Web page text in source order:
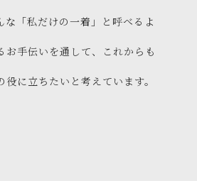
な「私だけの一着」と呼べるよ
お手伝いを通して、これからも
に立ちたいと考えています。